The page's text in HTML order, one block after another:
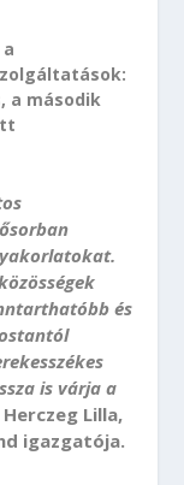
a második
és
is várja a
Lilla,
igazgatója.